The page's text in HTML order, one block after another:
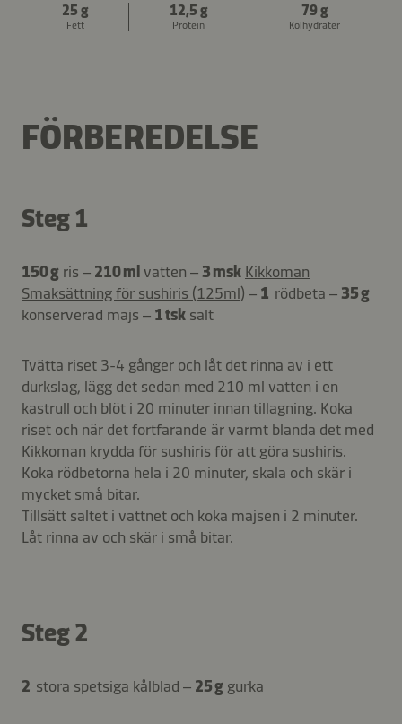
25 g
Fett
12,5 g
Protein
79 g
Kolhydrater
FÖRBEREDELSE
Steg 1
150 g ris – 210 ml vatten – 3 msk Kikkoman
Smaksättning för sushiris (125ml) – 1 rödbeta – 35 g
konserverad majs – 1 tsk salt
Tvätta riset 3-4 gånger och låt det rinna av i ett
durkslag, lägg det sedan med 210 ml vatten i en
kastrull och blöt i 20 minuter innan tillagning. Koka
riset och när det fortfarande är varmt blanda det med
Kikkoman krydda för sushiris för att göra sushiris.
Koka rödbetorna hela i 20 minuter, skala och skär i
mycket små bitar.
Tillsätt saltet i vattnet och koka majsen i 2 minuter.
Låt rinna av och skär i små bitar.
Steg 2
2 stora spetsiga kålblad – 25 g gurka